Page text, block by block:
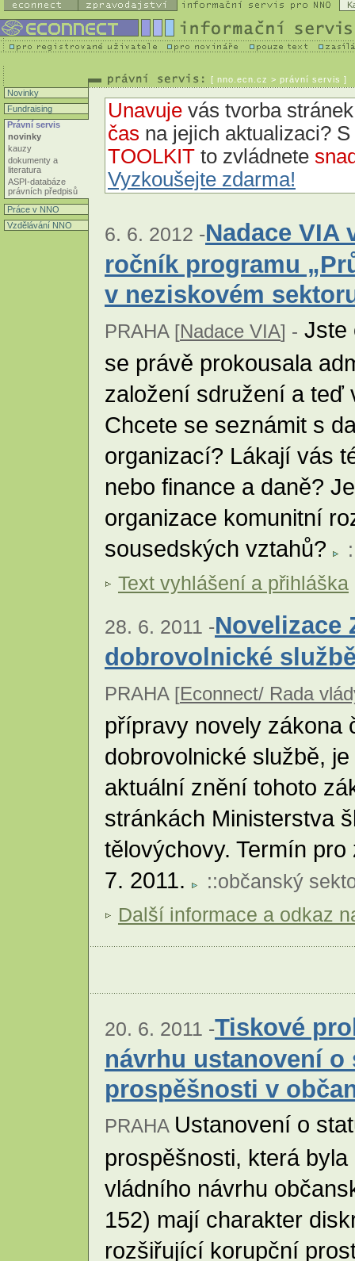
[ nno.ecn.cz > právní servis ]
Novinky
Fundraising
Právní servis
novinky
kauzy
dokumenty a
literatura
ASPI-databáze
právních předpisů
Práce v NNO
Vzdělávání NNO
Unavuje vás tvorba
čas na jejich aktualizaci? S
TOOLKIT to zvládnete
Vyzkoušejte zdarma!
6. 6. 2012 -Nadace VIA
ročník programu
v neziskovém
PRAHA [Nadace VIA] - Jste
se právě prokousala
založení sdružení a teď
Chcete se seznámit s
organizací? Lákají vás
nebo finance a daně?
organizace komunitní
sousedských vztahů?
Text vyhlášení a přihláška
28. 6. 2011 -Novelizace
dobrovolnické
PRAHA [Econnect/ Rada
přípravy novely zákona
dobrovolnické službě,
aktuální znění tohoto
stránkách Ministerstva
tělovýchovy. Termín
7. 2011.
::občanský
Další informace a odkaz
20. 6. 2011 -Tiskové
návrhu ustanovení o
prospěšnosti v
PRAHA Ustanovení o
prospěšnosti, která
vládního návrhu
152) mají charakter
rozšiřující korupční